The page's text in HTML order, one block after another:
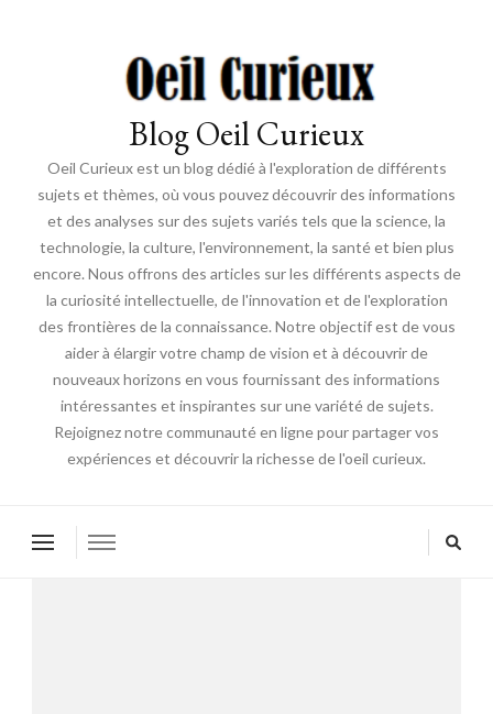
Blog Oeil Curieux
Oeil Curieux est un blog dédié à l'exploration de différents
sujets et thèmes, où vous pouvez découvrir des informations
et des analyses sur des sujets variés tels que la science, la
technologie, la culture, l'environnement, la santé et bien plus
encore. Nous offrons des articles sur les différents aspects de
la curiosité intellectuelle, de l'innovation et de l'exploration
des frontières de la connaissance. Notre objectif est de vous
aider à élargir votre champ de vision et à découvrir de
nouveaux horizons en vous fournissant des informations
intéressantes et inspirantes sur une variété de sujets.
Rejoignez notre communauté en ligne pour partager vos
expériences et découvrir la richesse de l'oeil curieux.